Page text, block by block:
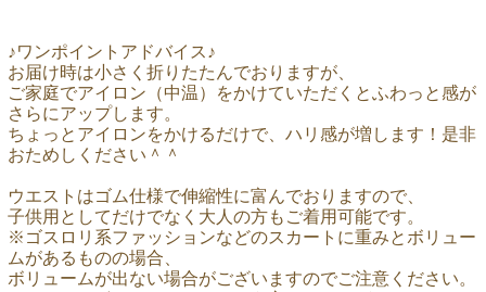
♪ワンポイントアドバイス♪
お届け時は小さく折りたたんでおりますが、
ご家庭でアイロン（中温）をかけていただくとふわっと感が
さらにアップします。
ちょっとアイロンをかけるだけで、ハリ感が増します！是非
おためしください＾＾
ウエストはゴム仕様で伸縮性に富んでおりますので、
子供用としてだけでなく大人の方もご着用可能です。
※ゴスロリ系ファッションなどのスカートに重みとボリュー
ムがあるものの場合、
ボリュームが出ない場合がございますのでご注意ください。